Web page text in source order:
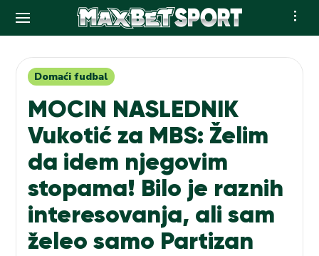
contentDomaći fudbal
MOCIN NASLEDNIK
Vukotić za MBS: Želim
da idem njegovim
stopama! Bilo je raznih
interesovanja, ali sam
želeo samo Partizan